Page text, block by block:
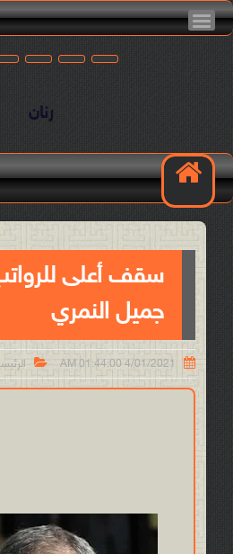
رنان
سقف أعلى
جميل النمري

4/01/2021 01:44:00 AM
